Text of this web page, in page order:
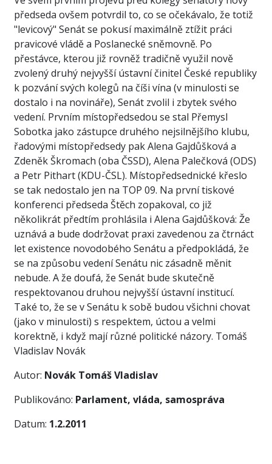
předseda ovšem potvrdil to, co se očekávalo, že totiž
"levicový" Senát se pokusí maximálně ztížit práci
pravicové vládě a Poslanecké sněmovně. Po
přestávce, kterou již rovněž tradičně využil nově
zvolený druhý nejvyšší ústavní činitel České republiky
k pozvání svých kolegů na číši vína (v minulosti se
dostalo i na novináře), Senát zvolil i zbytek svého
vedení. Prvním místopředsedou se stal Přemysl
Sobotka jako zástupce druhého nejsilnějšího klubu,
řadovými místopředsedy pak Alena Gajdůšková a
Zdeněk Škromach (oba ČSSD), Alena Palečková (ODS)
a Petr Pithart (KDU-ČSL). Místopředsednické křeslo
se tak nedostalo jen na TOP 09. Na první tiskové
konferenci předseda Štěch zopakoval, co již
několikrát předtím prohlásila i Alena Gajdůšková: Že
uznává a bude dodržovat praxi zavedenou za čtrnáct
let existence novodobého Senátu a předpokládá, že
se na způsobu vedení Senátu nic zásadně měnit
nebude. A že doufá, že Senát bude skutečně
respektovanou druhou nejvyšší ústavní institucí.
Také to, že se v Senátu k sobě budou všichni chovat
(jako v minulosti) s respektem, úctou a velmi
korektně, i když mají různé politické názory. Tomáš
Vladislav Novák
Autor: Novák Tomáš Vladislav
Publikováno: Parlament, vláda, samospráva
Datum: 1.2.2011